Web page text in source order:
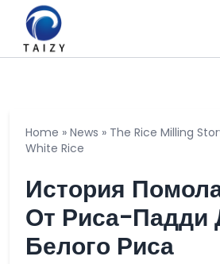
Home » News » The Rice Milling
White Rice
История
От Риса-Падди
Белого Риса